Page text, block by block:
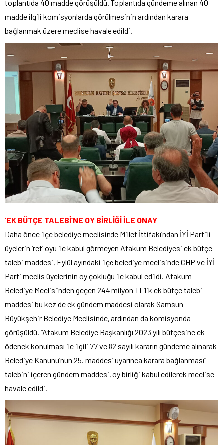
toplantıda 40 madde görüşüldü. Toplantıda gündeme alınan 40
madde ilgili komisyonlarda görülmesinin ardından karara
bağlanmak üzere meclise havale edildi.
‘EK BÜTÇE TALEBİ’NE OY BİRLİĞİ İLE ONAY
Daha önce ilçe belediye meclisinde Millet İttifakı’ndan İYİ Parti’li
üyelerin ‘ret’ oyu ile kabul görmeyen Atakum Belediyesi ek bütçe
talebi maddesi, Eylül ayındaki ilçe belediye meclisinde CHP ve İYİ
Parti meclis üyelerinin oy çokluğu ile kabul edildi. Atakum
Belediye Meclisi’nden geçen 244 milyon TL’lik ek bütçe talebi
maddesi bu kez de ek gündem maddesi olarak Samsun
Büyükşehir Belediye Meclisinde, ardından da komisyonda
görüşüldü. “Atakum Belediye Başkanlığı 2023 yılı bütçesine ek
ödenek konulması ile ilgili 77 ve 82 sayılı kararın gündeme alınarak
Belediye Kanunu’nun 25. maddesi uyarınca karara bağlanması”
talebini içeren gündem maddesi, oy birliği kabul edilerek meclise
havale edildi.